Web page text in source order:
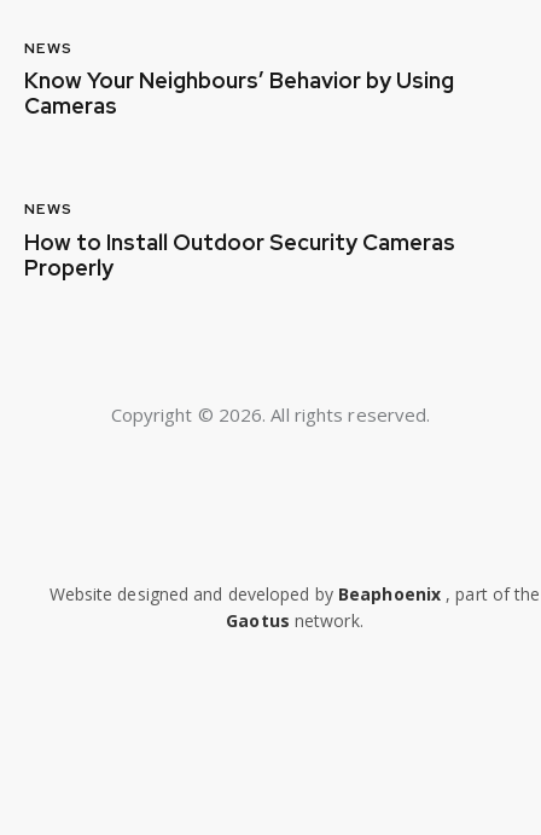
NEWS
Know Your Neighbours’ Behavior by Using
Cameras
NEWS
How to Install Outdoor Security Cameras
Properly
Copyright © 2026. All rights reserved.
Website designed and developed by Beaphoenix ,part of the
Gaotus network.